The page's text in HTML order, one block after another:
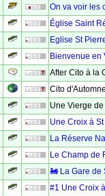
On va voir les
Église Saint
Eglise St
Bienvenue en
After Cito à la
Cito
Une Vierge
Une Croix à
La Réserve
Le Champ de
🚂 La Gare de
#1 Une Croix